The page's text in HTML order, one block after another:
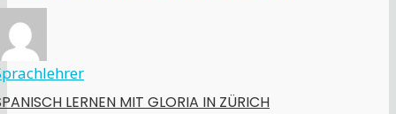
LERNEN MIT GLORIA IN ZÜRICH